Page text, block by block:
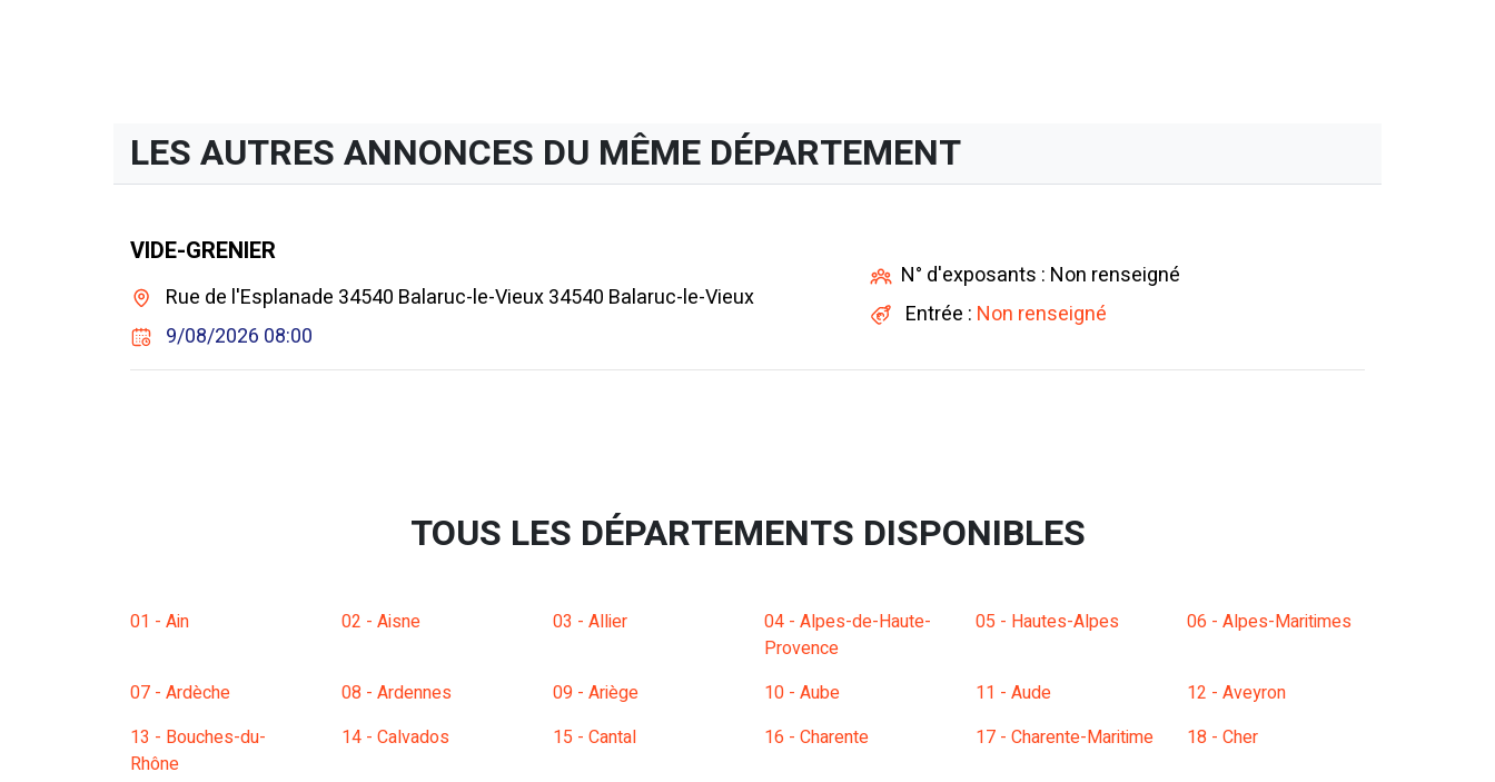
LES AUTRES ANNONCES DU MÊME DÉPARTEMENT
VIDE-GRENIER
Rue de l'Esplanade 34540 Balaruc-le-Vieux 34540 Balaruc-le-Vieux
9/08/2026 08:00
N° d'exposants : Non renseigné
Entrée : Non renseigné
TOUS LES DÉPARTEMENTS DISPONIBLES
01 - Ain 02 - Aisne 03 - Allier
04 - Alpes-de-Haute-
Provence
05 - Hautes-Alpes 06 - Alpes-Maritimes
07 - Ardèche 08 - Ardennes 09 - Ariège 10 - Aube 11 - Aude
12 - Aveyron
13 - Bouches-du-
Rhône
14 - Calvados 15 - Cantal 16 - Charente 17 - Charente-Maritime 18 - Cher